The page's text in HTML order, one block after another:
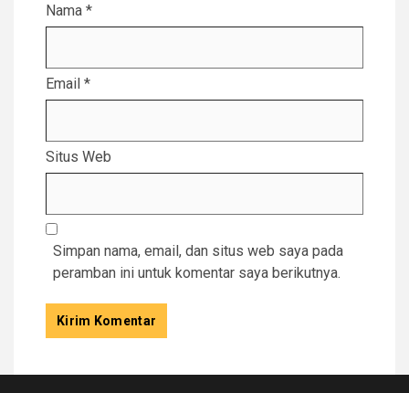
Nama *
Email *
Situs Web
Simpan nama, email, dan situs web saya pada
peramban ini untuk komentar saya berikutnya.